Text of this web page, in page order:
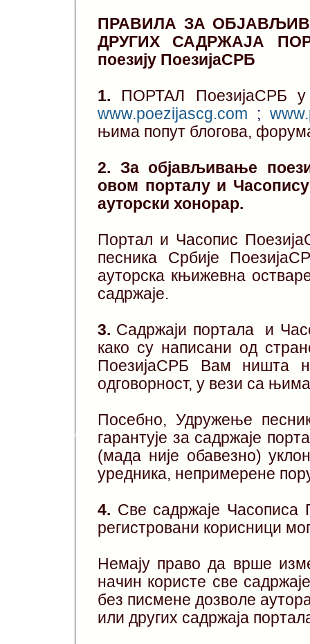
ПРАВИЛА ЗА
ДРУГИХ САДРЖАЈА
поезију ПоезијаСРБ
1. ПОРТАЛ ПоезијаСРБ
www.poezijascg.com ;
њима попут блогова,
2. За објављивање
овом порталу и
ауторски хонорар.
Портал и Часопис
песника Србије
ауторска књижевна
садржаје.
3. Садржаји портала и
како су написани од
ПоезијаСРБ Вам ништа
одговорност, у вези са
Посебно, Удружење
гарантује за садржаје
(мада није обавезно)
уредника, непримерене
4. Све садржаје Часописа
регистровани корисници
Немају право да врше
начин користе све
без писмене дозвoлe
или других садржаја